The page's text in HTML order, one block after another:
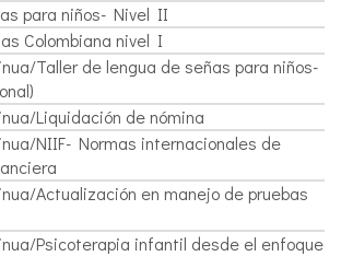
para niños- Nivel II
Colombiana nivel I
Taller de lengua de señas para niños-
Liquidación de nómina
NIIF- Normas internacionales de
Actualización en manejo de pruebas
Psicoterapia infantil desde el enfoque